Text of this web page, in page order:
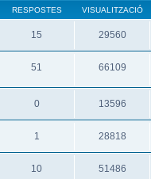
RESPOSTES VISUALITZACIÓ
15 29560
51 66109
0 13596
1 28818
10 51486